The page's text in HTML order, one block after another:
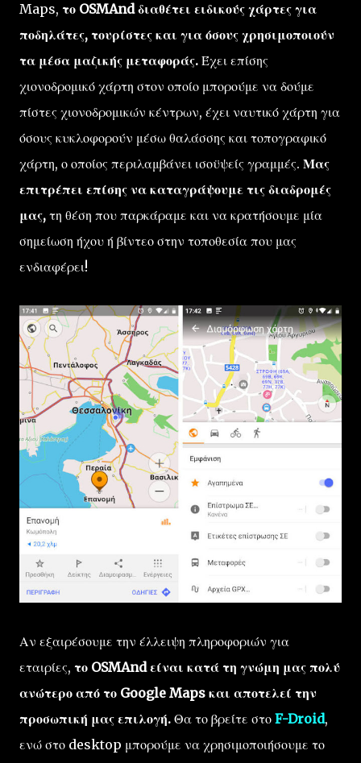
Maps, το OSMAnd διαθέτει ειδικούς χάρτες για
ποδηλάτες, τουρίστες και για όσους χρησιμοποιούν
τα μέσα μαζικής μεταφοράς. Έχει επίσης
χιονοδρομικό χάρτη στον οποίο μπορούμε να δούμε
πίστες χιονοδρομικών κέντρων, έχει ναυτικό χάρτη για
όσους κυκλοφορούν μέσω θαλάσσης και τοπογραφικό
χάρτη, ο οποίος περιλαμβάνει ισοϋψείς γραμμές. Μας
επιτρέπει επίσης να καταγράψουμε τις διαδρομές
μας, τη θέση που παρκάραμε και να κρατήσουμε μία
σημείωση ήχου ή βίντεο στην τοποθεσία που μας
ενδιαφέρει!
Αν εξαιρέσουμε την έλλειψη πληροφοριών για
εταιρίες, το OSMAnd είναι κατά τη γνώμη μας πολύ
ανώτερο από το Google Maps και αποτελεί την
προσωπική μας επιλογή. Θα το βρείτε στο F-Droid,
ενώ στο desktop μπορούμε να χρησιμοποιήσουμε το